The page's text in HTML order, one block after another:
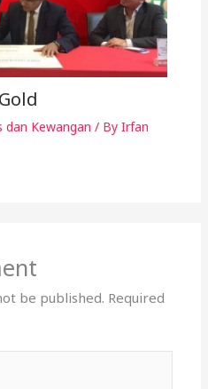
dan Kewangan / By Irfan
be published. Required